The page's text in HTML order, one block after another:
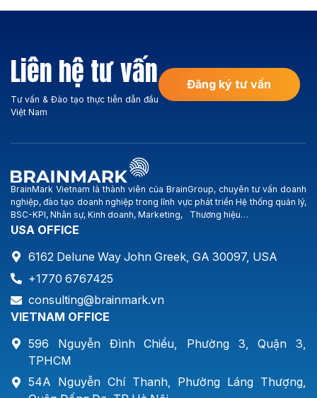
trường. Hoạt động kinh
doanh chính của Công ty:
Hung Long …). Smartland […]
Liên hệ tư vấn
Tư vấn & Đào tạo thực tiễn dẫn đầu
Việt Nam
Đăng ký tư vấn
BrainMark Vietnam là thành viên của BrainGroup, chuyên tư vấn doanh
nghiệp, đào tạo doanh nghiệp trong lĩnh vực phát triển Hệ thống quản lý,
BSC-KPI, Nhân sự, Kinh doanh, Marketing, Thương hiệu…
USA OFFICE
6162 Delune Way John Greek, GA 30097, USA
+1770 6767425
consulting@brainmark.vn
VIETNAM OFFICE
596 Nguyễn Đình Chiểu, Phường 3, Quận 3,
TPHCM
54A Nguyễn Chí Thanh, Phường Láng Thượng,